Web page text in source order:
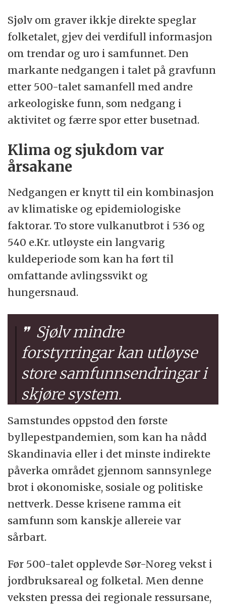
Sjølv om graver ikkje direkte speglar
folketalet, gjev dei verdifull informasjon
om trendar og uro i samfunnet. Den
markante nedgangen i talet på gravfunn
etter 500-talet samanfell med andre
arkeologiske funn, som nedgang i
aktivitet og færre spor etter busetnad.
Klima og sjukdom var
årsakane
Nedgangen er knytt til ein kombinasjon
av klimatiske og epidemiologiske
faktorar. To store vulkanutbrot i 536 og
540 e.Kr. utløyste ein langvarig
kuldeperiode som kan ha ført til
omfattande avlingssvikt og
hungersnaud.
Sjølv mindre
forstyrringar kan utløyse
store samfunnsendringar i
skjøre system.
Samstundes oppstod den første
byllepestpandemien, som kan ha nådd
Skandinavia eller i det minste indirekte
påverka området gjennom sannsynlege
brot i økonomiske, sosiale og politiske
nettverk. Desse krisene ramma eit
samfunn som kanskje allereie var
sårbart.
Før 500-talet opplevde Sør-Noreg vekst i
jordbruksareal og folketal. Men denne
veksten pressa dei regionale ressursane,